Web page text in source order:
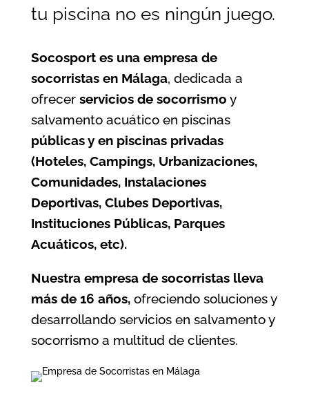
tu piscina no es ningún juego.
Socosport es una empresa de
socorristas en Málaga, dedicada a
ofrecer servicios de socorrismo y
salvamento acuático en piscinas
públicas y en piscinas privadas
(Hoteles, Campings, Urbanizaciones,
Comunidades, Instalaciones
Deportivas, Clubes Deportivas,
Instituciones Públicas, Parques
Acuáticos, etc).
Nuestra empresa de socorristaslleva
más de 16 años,ofreciendo soluciones y
desarrollando servicios en salvamento y
socorrismo a multitud de clientes.